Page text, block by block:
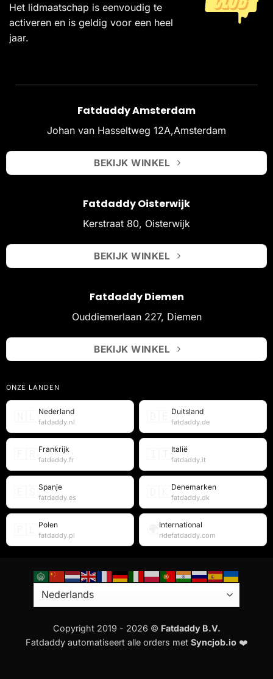
Het lidmaatschap is eenvoudig te
activeren en is geldig voor een heel
jaar.
Fatdaddy Amsterdam
Johan van Hasseltweg 12A,Amsterdam
BEKIJK WINKEL
Fatdaddy Oisterwijk
Kerstraat 80, Oisterwijk
BEKIJK WINKEL
Fatdaddy Diemen
Ouddiemerlaan 227, Diemen
BEKIJK WINKEL
ONZE LANDEN
Nederland
fatdaddy.nl
Duitsland
fatdaddy.de
Frankrijk
fatdaddy.fr
Italië
fatdaddy.it
Spanje
fatdaddy.es
Denemarken
fatdaddy.dk
Polen
fatdaddy.pl
International
ridefatdaddy.com
Copyright 2019 - 2026 © Fatdaddy B.V.
Fatdaddy automatiseert alle orders met Syncjob.io ❤️